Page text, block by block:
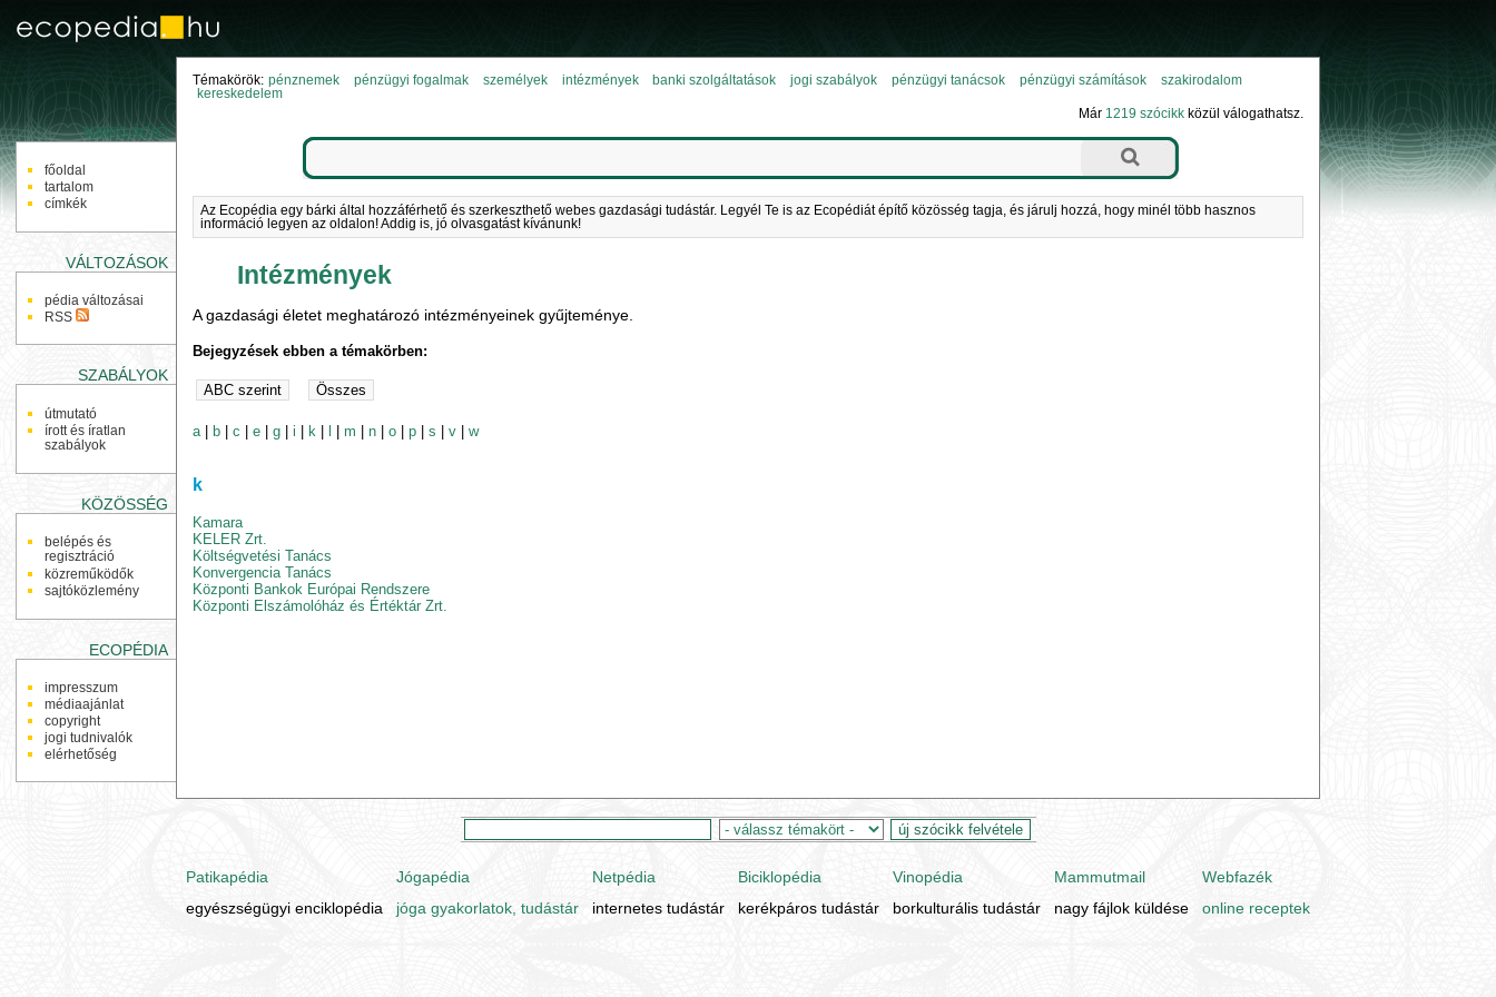
NAVIGÁCIÓ
főoldal
tartalom
címkék
VÁLTOZÁSOK
pédia változásai
RSS
SZABÁLYOK
útmutató
írott és íratlan
szabályok
KÖZÖSSÉG
belépés és
regisztráció
közreműködők
sajtóközlemény
ECOPÉDIA
impresszum
médiaajánlat
copyright
jogi tudnivalók
elérhetőség
Témakörök: pénznemek pénzügyi fogalmak személyek intézmények banki szolgáltatások jogi szabályok pénzügyi tanácsok pénzügyi számítások
szakirodalom
kereskedelem
Már 1219 szócikkközül válogathatsz.
Az Ecopédia egy bárki által hozzáférhető és szerkeszthető webes gazdasági tudástár. Legyél Te is az Ecopédiát építő közösség tagja, és járulj hozzá, hogy minél több hasznos
információ legyen az oldalon! Addig is, jó olvasgatást kívánunk!
Intézmények
A gazdasági életet meghatározó intézményeinek gyűjteménye.
Bejegyzések ebben a témakörben:
a |b |c |e |g |i |k |l |m |n |o |p |s |v |w
k
Kamara
KELER Zrt.
Költségvetési Tanács
Konvergencia Tanács
Központi Bankok Európai Rendszere
Központi Elszámolóház és Értéktár Zrt.
Patikapédia Jógapédia Netpédia Biciklopédia Vinopédia Mammutmail
Webfazék
egyészségügyi enciklopédia
jóga gyakorlatok, tudástár internetes tudástár kerékpáros tudástár borkulturális tudástár nagy fájlok küldése online receptek